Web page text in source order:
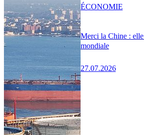
Merci la Chine : elle
mondiale
27.07.2026
ÉCONOMIE